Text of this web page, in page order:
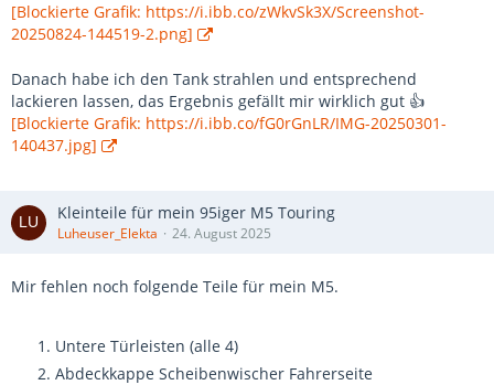
[Blockierte Grafik: https://i.ibb.co/zWkvSk3X/Screenshot-
20250824-144519-2.png]
Danach habe ich den Tank strahlen und entsprechend
lackieren lassen, das Ergebnis gefällt mir wirklich gut 👍
[Blockierte Grafik: https://i.ibb.co/fG0rGnLR/IMG-20250301-
140437.jpg]
Kleinteile für mein 95iger M5 Touring
Luheuser_Elekta 24. August 2025
Mir fehlen noch folgende Teile für mein M5.
Untere Türleisten (alle 4)
Abdeckkappe Scheibenwischer Fahrerseite